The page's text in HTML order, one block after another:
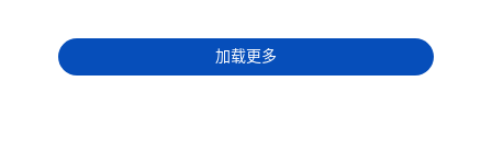
加载更多